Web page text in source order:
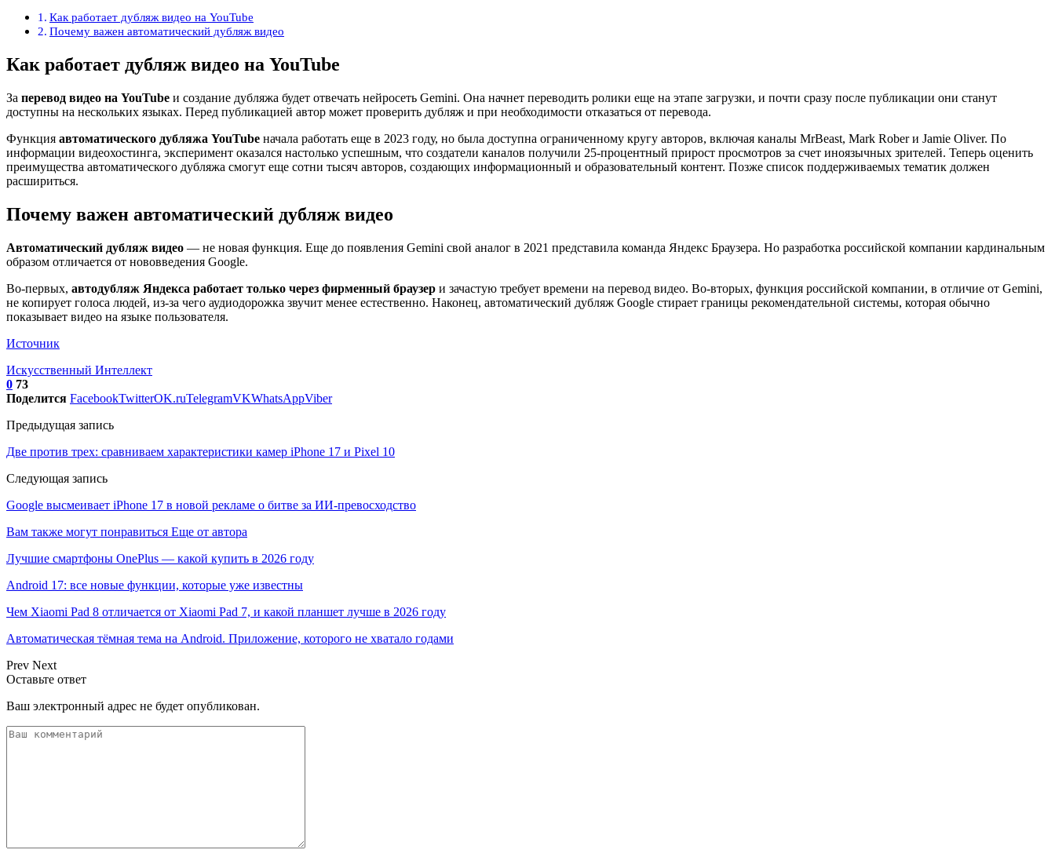
Как работает дубляж видео на YouTube
Почему важен автоматический дубляж видео
Как работает дубляж видео на YouTube
За перевод видео на YouTube и создание дубляжа будет отвечать нейросеть Gemini. Она начнет переводить ролики еще на этапе загрузки, и почти сразу после публикации они станут
доступны на нескольких языках. Перед публикацией автор может проверить дубляж и при необходимости отказаться от перевода.
Функция автоматического дубляжа YouTube начала работать еще в 2023 году, но была доступна ограниченному кругу авторов, включая каналы MrBeast, Mark Rober и Jamie Oliver. По
информации видеохостинга, эксперимент оказался настолько успешным, что создатели каналов получили 25-процентный прирост просмотров за счет иноязычных зрителей. Теперь оценить
преимущества автоматического дубляжа смогут еще сотни тысяч авторов, создающих информационный и образовательный контент. Позже список поддерживаемых тематик должен
расшириться.
Почему важен автоматический дубляж видео
Автоматический дубляж видео — не новая функция. Еще до появления Gemini свой аналог в 2021 представила команда Яндекс Браузера. Но разработка российской компании кардинальным
образом отличается от нововведения Google.
Во-первых, автодубляж Яндекса работает только через фирменный браузер и зачастую требует времени на перевод видео. Во-вторых, функция российской компании, в отличие от Gemini,
не копирует голоса людей, из-за чего аудиодорожка звучит менее естественно. Наконец, автоматический дубляж Google стирает границы рекомендательной системы, которая обычно
показывает видео на языке пользователя.
Источник
Искусственный Интеллект
0 73
Поделится FacebookTwitterOK.ruTelegramVKWhatsAppViber
Предыдущая запись
Две против трех: сравниваем характеристики камер iPhone 17 и Pixel 10
Следующая запись
Google высмеивает iPhone 17 в новой рекламе о битве за ИИ-превосходство
Вам также могут понравиться Еще от автора
Лучшие смартфоны OnePlus — какой купить в 2026 году
Android 17: все новые функции, которые уже известны
Чем Xiaomi Pad 8 отличается от Xiaomi Pad 7, и какой планшет лучше в 2026 году
Автоматическая тёмная тема на Android. Приложение, которого не хватало годами
Prev Next
Оставьте ответ
Ваш электронный адрес не будет опубликован.